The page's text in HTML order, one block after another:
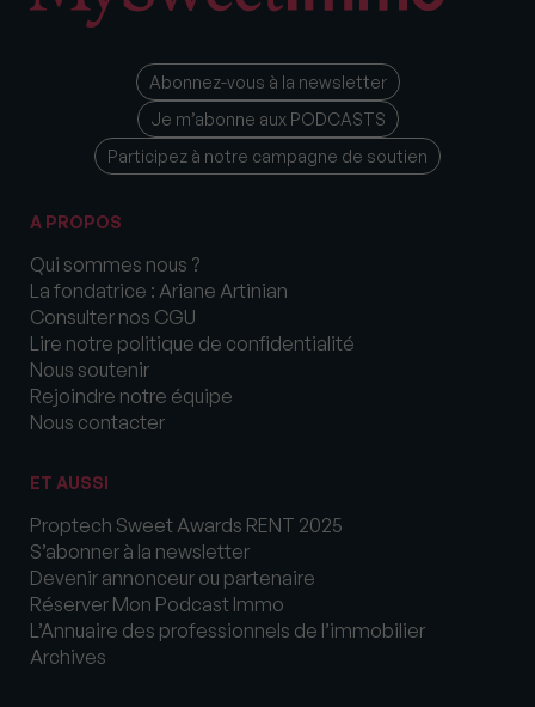
Abonnez-vous à la newsletter
Je m’abonne aux PODCASTS
Participez à notre campagne de soutien
A PROPOS
Qui sommes nous ?
La fondatrice : Ariane Artinian
Consulter nos CGU
Lire notre politique de confidentialité
Nous soutenir
Rejoindre notre équipe
Nous contacter
ET AUSSI
Proptech Sweet Awards RENT 2025
S’abonner à la newsletter
Devenir annonceur ou partenaire
Réserver Mon Podcast Immo
L’Annuaire des professionnels de l’immobilier
Archives